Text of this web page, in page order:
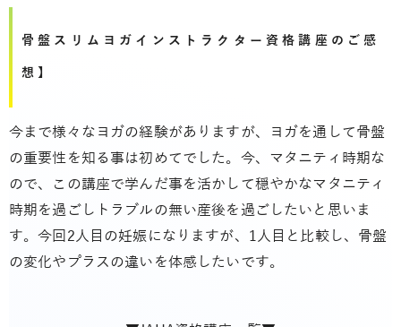
骨盤スリムヨガインストラクター資格講座のご感
想】
今まで様々なヨガの経験がありますが、ヨガを通して骨盤
の重要性を知る事は初めてでした。今、マタニティ時期な
ので、この講座で学んだ事を活かして穏やかなマタニティ
時期を過ごしトラブルの無い産後を過ごしたいと思いま
す。今回2人目の妊娠になりますが、1人目と比較し、骨盤
の変化やプラスの違いを体感したいです。